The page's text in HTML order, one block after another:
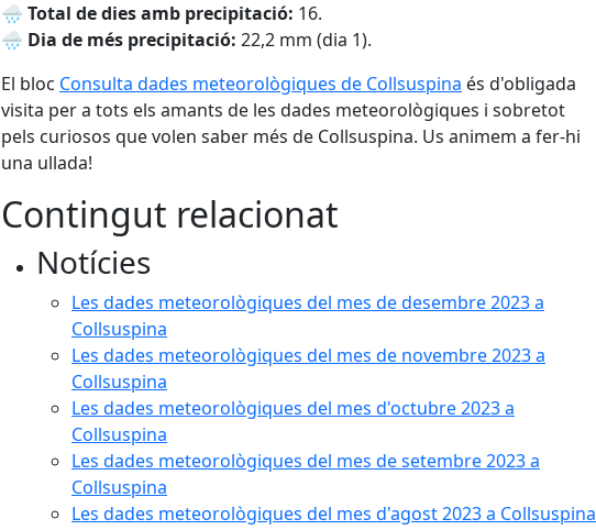
🌧 Total de dies amb precipitació: 16.
🌧 Dia de més precipitació: 22,2 mm (dia 1).
El bloc Consulta dades meteorològiques de Collsuspina és d'obligada
visita per a tots els amants de les dades meteorològiques i sobretot
pels curiosos que volen saber més de Collsuspina. Us animem a fer-hi
una ullada!
Contingut relacionat
Notícies
Les dades meteorològiques del mes de desembre 2023 a
Collsuspina
Les dades meteorològiques del mes de novembre 2023 a
Collsuspina
Les dades meteorològiques del mes d'octubre 2023 a
Collsuspina
Les dades meteorològiques del mes de setembre 2023 a
Collsuspina
Les dades meteorològiques del mes d'agost 2023 a Collsuspina